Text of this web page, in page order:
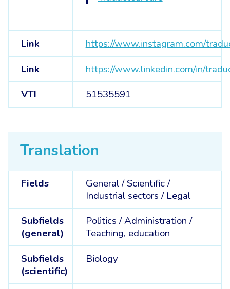
Link
https://www.instagram.com/
Link
https://www.linkedin.com/in/
VTI
51535591
Translation
Fields General /Scientific /
Industrial sectors / Legal
Subfields
(general)
Politics /Administration /
Teaching, education
Subfields
(scientific)
Biology